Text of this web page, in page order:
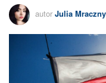
autor Julia Mraczny